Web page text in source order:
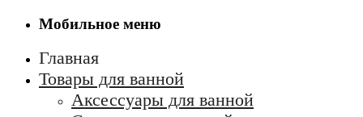
Мобильное меню
Главная
Товары для ванной
Аксессуары для ванной